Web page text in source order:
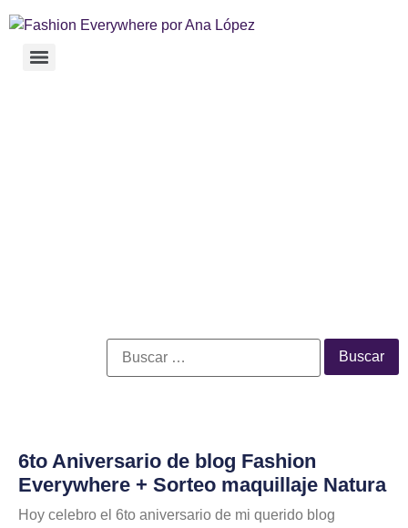
6to Aniversario de blog Fashion
Everywhere + Sorteo maquillaje Natura
Hoy celebro el 6to aniversario de mi querido blog